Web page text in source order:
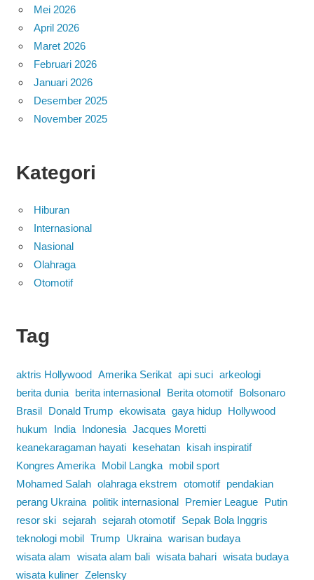
Mei 2026
April 2026
Maret 2026
Februari 2026
Januari 2026
Desember 2025
November 2025
Kategori
Hiburan
Internasional
Nasional
Olahraga
Otomotif
Tag
aktris Hollywood Amerika Serikat api suci arkeologi
berita dunia
berita internasional Berita otomotif
Bolsonaro
Brasil
Donald Trump ekowisata gaya hidup
Hollywood
hukum
India Indonesia Jacques Moretti
keanekaragaman hayati
kesehatan
kisah inspiratif
Kongres Amerika
Mobil Langka
mobil sport
Mohamed Salah olahraga ekstrem otomotif
pendakian
perang Ukraina
politik internasional Premier League
Putin
resor ski sejarah sejarah otomotif
Sepak Bola Inggris
teknologi mobil Trump Ukraina warisan budaya
wisata alam wisata alam bali wisata bahari wisata budaya
wisata kuliner Zelensky